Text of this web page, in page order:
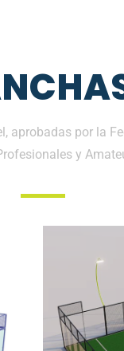
aprobadas por la
y